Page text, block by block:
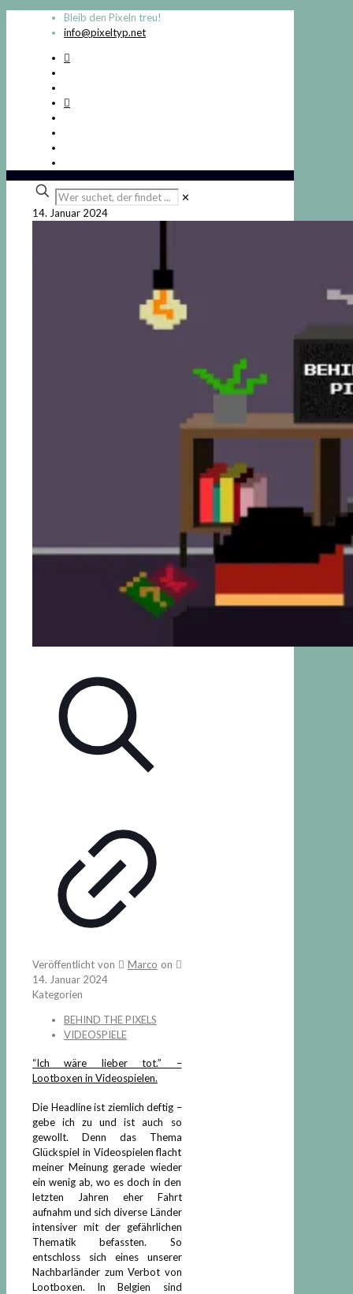
Bleib den Pixeln treu!
info@pixeltyp.net
Wer
suchet,
der
✕
14. Januar 2024
Veröffentlicht von Marco on
14. Januar 2024
Kategorien
BEHIND THE PIXELS
VIDEOSPIELE
“Ich wäre lieber tot.” –
Lootboxen in Videospielen.
Die Headline ist ziemlich deftig –
gebe ich zu und ist auch so
gewollt. Denn das Thema
Glückspiel in Videospielen flacht
meiner Meinung gerade wieder
ein wenig ab, wo es doch in den
letzten Jahren eher Fahrt
aufnahm und sich diverse Länder
intensiver mit der gefährlichen
Thematik befassten. So
entschloss sich eines unserer
Nachbarländer zum Verbot von
Lootboxen. In Belgien sind